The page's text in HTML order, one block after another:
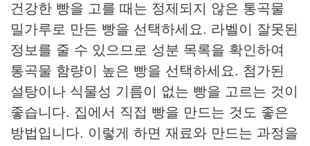
건강한 빵을 고를 때는 정제되지 않은 통곡물
밀가루로 만든 빵을 선택하세요. 라벨이 잘못된
정보를 줄 수 있으므로 성분 목록을 확인하여
통곡물 함량이 높은 빵을 선택하세요. 첨가된
설탕이나 식물성 기름이 없는 빵을 고르는 것이
좋습니다. 집에서 직접 빵을 만드는 것도 좋은
방법입니다. 이렇게 하면 재료와 만드는 과정을